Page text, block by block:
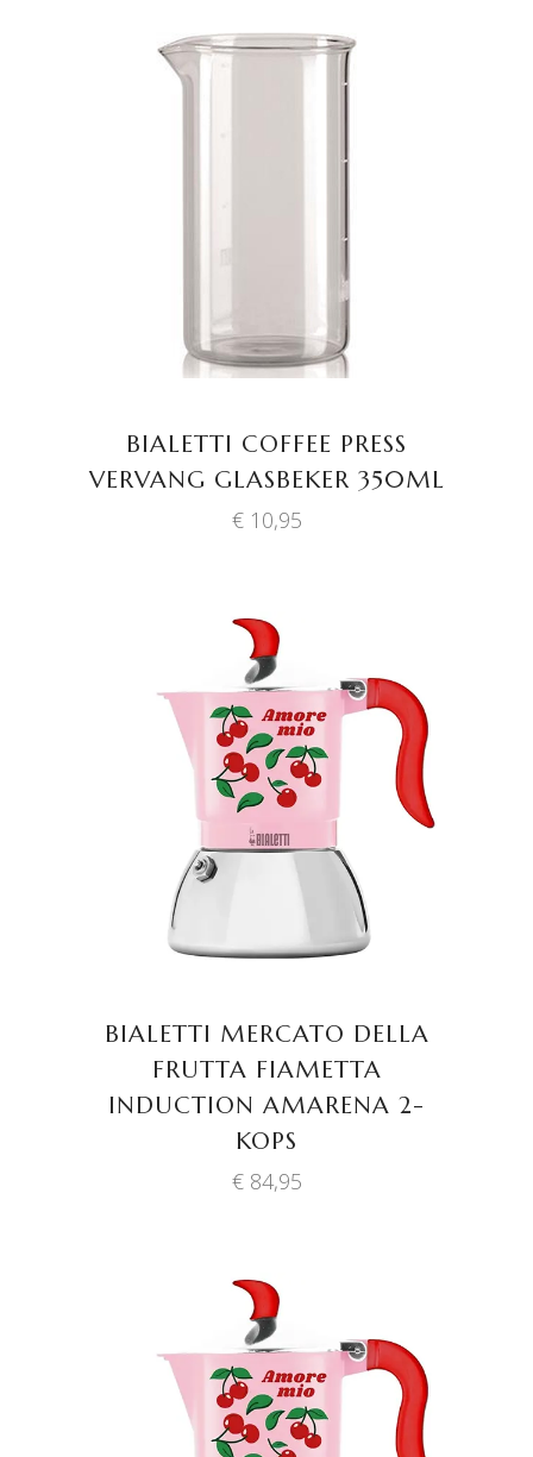
BIALETTI COFFEE PRESS
VERVANG GLASBEKER 350ML
€10,95
TOEVOEGEN AAN
WINKELWAGEN
BIALETTI MERCATO DELLA
FRUTTA FIAMETTA
INDUCTION AMARENA 2-
KOPS
€84,95
TOEVOEGEN AAN